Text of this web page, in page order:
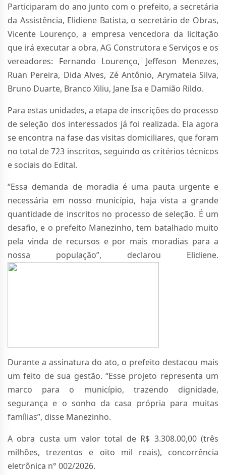
Participaram do ano junto com o prefeito, a secretária
da Assistência, Elidiene Batista, o secretário de Obras,
Vicente Lourenço, a empresa vencedora da licitação
que irá executar a obra, AG Construtora e Serviços e os
vereadores: Fernando Lourenço, Jeffeson Menezes,
Ruan Pereira, Dida Alves, Zé Antônio, Arymateia Silva,
Bruno Duarte, Branco Xiliu, Jane Isa e Damião Rildo.
Para estas unidades, a etapa de inscrições do processo
de seleção dos interessados já foi realizada. Ela agora
se encontra na fase das visitas domiciliares, que foram
no total de 723 inscritos, seguindo os critérios técnicos
e sociais do Edital.
“Essa demanda de moradia é uma pauta urgente e
necessária em nosso município, haja vista a grande
quantidade de inscritos no processo de seleção. É um
desafio, e o prefeito Manezinho, tem batalhado muito
pela vinda de recursos e por mais moradias para a
nossa população”, declarou Elidiene.
Durante a assinatura do ato, o prefeito destacou mais
um feito de sua gestão. “Esse projeto representa um
marco para o município, trazendo dignidade,
segurança e o sonho da casa própria para muitas
famílias”, disse Manezinho.
A obra custa um valor total de R$ 3.308.00,00 (três
milhões, trezentos e oito mil reais), concorrência
eletrônica n° 002/2026.